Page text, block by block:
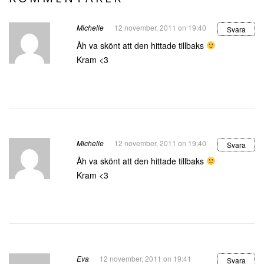
Michelle 12 november, 2011 on 19:40 Svara
Åh va skönt att den hittade tillbaks
Kram <3
Michelle 12 november, 2011 on 19:40 Svara
Åh va skönt att den hittade tillbaks
Kram <3
Eva 12 november, 2011 on 19:41 Svara